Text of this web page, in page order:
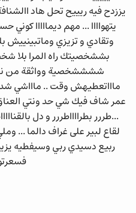
يززدح فيه ريييح تحل هاد
يتهواااا ... مهم ديمااااا
وتقادي و تزيزي وماتبينييش
بششخصيتك راه المرا بلا
ششششخصية وواثقة من
ماااتعطيهش وقت .. ماااشي
عمر شاف فيك شي حد ونتي
...طررر بطرااااطررر و دل
لقاع لبير على غراف دالما ...
ربيع دسيدي ربي وسيفطيه